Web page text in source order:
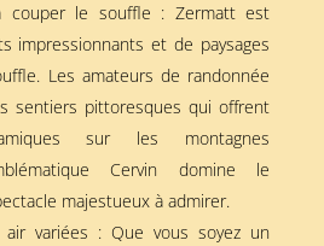
couper le souffle : Zermatt est
impressionnants et de paysages
Les amateurs de randonnée
sentiers pittoresques qui offrent
sur les montagnes
Cervin domine le
majestueux à admirer.
variées : Que vous soyez un